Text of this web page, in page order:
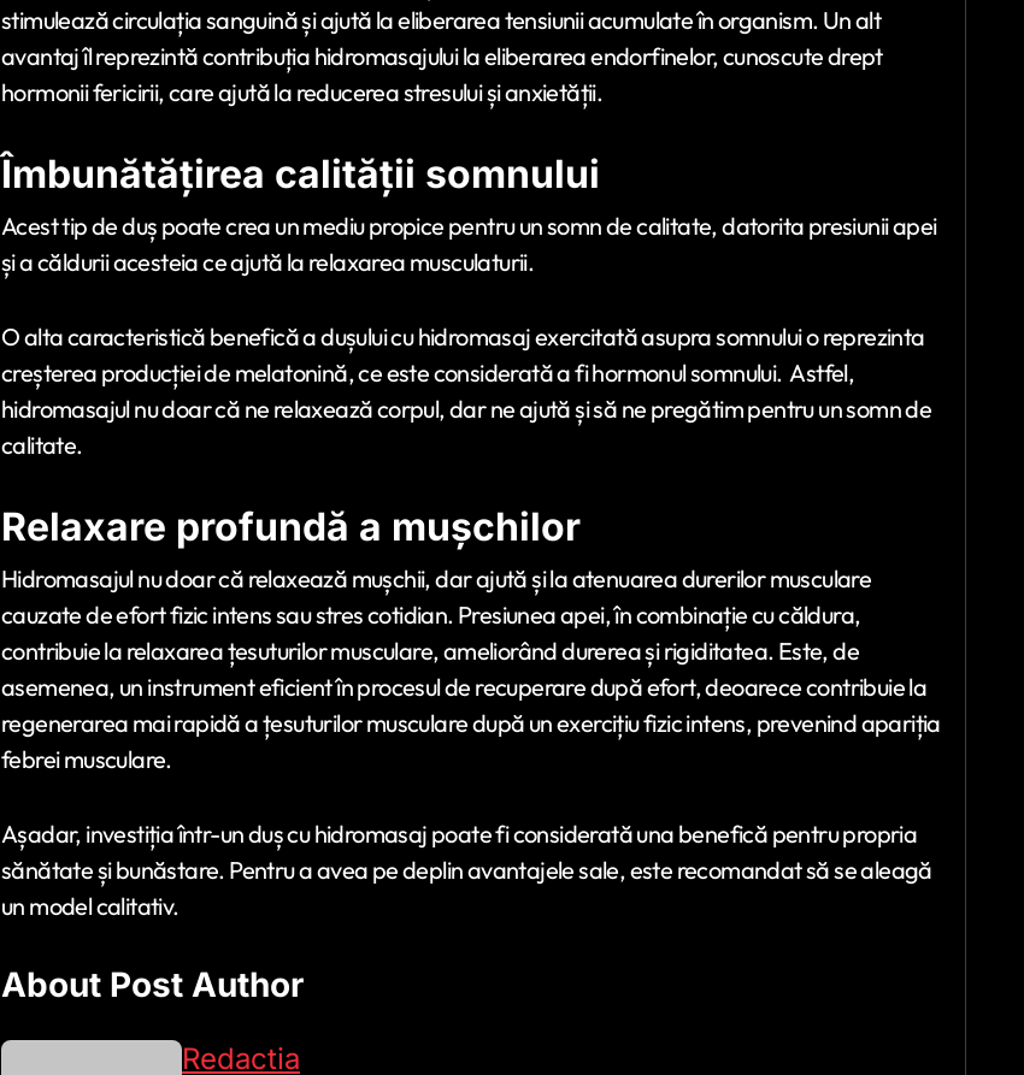
stimulează circulația sanguină și ajută la eliberarea tensiunii acumulate în organism. Un alt
avantaj îl reprezintă contribuția hidromasajului la eliberarea endorfinelor, cunoscute drept
hormonii fericirii, care ajută la reducerea stresului și anxietății.
Îmbunătățirea calității somnului
Acest tip de duș poate crea un mediu propice pentru un somn de calitate, datorita presiunii apei
și a căldurii acesteia ce ajută la relaxarea musculaturii.
O alta caracteristică benefică a dușului cu hidromasaj exercitată asupra somnului o reprezinta
creșterea producției de melatonină, ce este considerată a fi hormonul somnului. Astfel,
hidromasajul nu doar că ne relaxează corpul, dar ne ajută și să ne pregătim pentru un somn de
calitate.
Relaxare profundă a mușchilor
Hidromasajul nu doar că relaxează mușchii, dar ajută și la atenuarea durerilor musculare
cauzate de efort fizic intens sau stres cotidian. Presiunea apei, în combinație cu căldura,
contribuie la relaxarea țesuturilor musculare, ameliorând durerea și rigiditatea. Este, de
asemenea, un instrument eficient în procesul de recuperare după efort, deoarece contribuie la
regenerarea mai rapidă a țesuturilor musculare după un exercițiu fizic intens, prevenind apariția
febrei musculare.
Așadar, investiția într-un duș cu hidromasaj poate fi considerată una benefică pentru propria
sănătate și bunăstare. Pentru a avea pe deplin avantajele sale, este recomandat să se aleagă
un model calitativ.
About Post Author
Redactia